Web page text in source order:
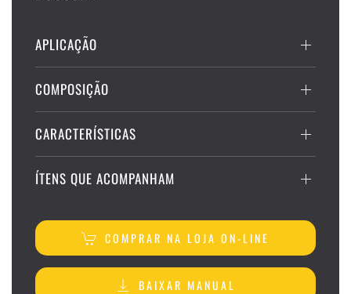
APLICAÇÃO
COMPOSIÇÃO
CARACTERÍSTICAS
ÍTENS QUE ACOMPANHAM
COMPRAR NA LOJA ON-LINE
BAIXAR MANUAL